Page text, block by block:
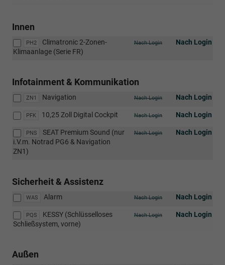
Innen
PH2 Nach Login
Nach Login
Climatronic 2-Zonen-
Klimaanlage (Serie FR)
Infotainment & Kommunikation
ZN1 Nach Login
Nach Login
Navigation
PFK Nach Login
Nach Login
10,25 Zoll Digital Cockpit
PNS Nach Login
Nach Login
SEAT Premium Sound (nur
i.V.m. Notrad PG6 & Navigation
ZN1)
Sicherheit & Assistenz
WAS Nach Login
Nach Login
Alarm
PQS Nach Login
Nach Login
KESSY (Schlüsselloses
Schließsystem, vorne)
Außen